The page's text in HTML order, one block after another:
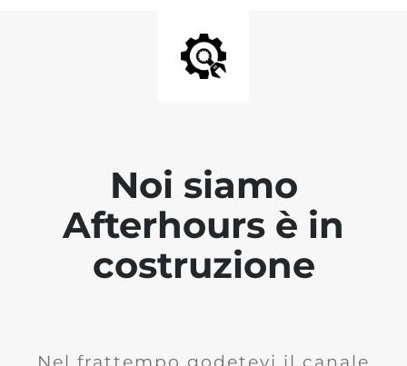
Noi siamo
Afterhours è in
costruzione